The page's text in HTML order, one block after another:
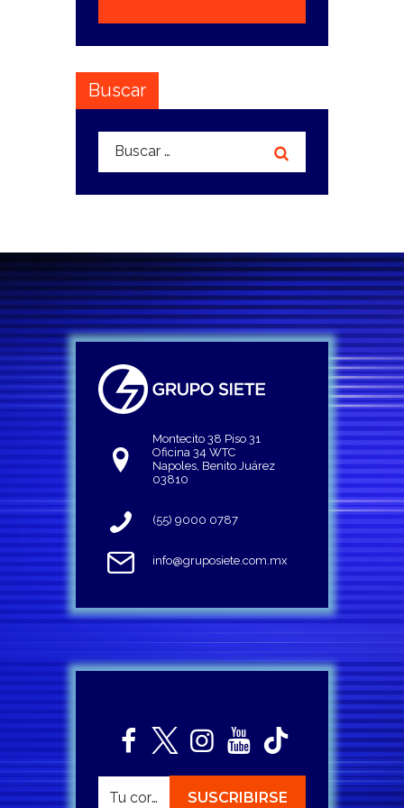
Buscar
Buscar:
Montecito 38 Piso 31
Oficina 34 WTC
Napoles, Benito Juárez
03810
(55) 9000 0787
info@gruposiete.com.mx